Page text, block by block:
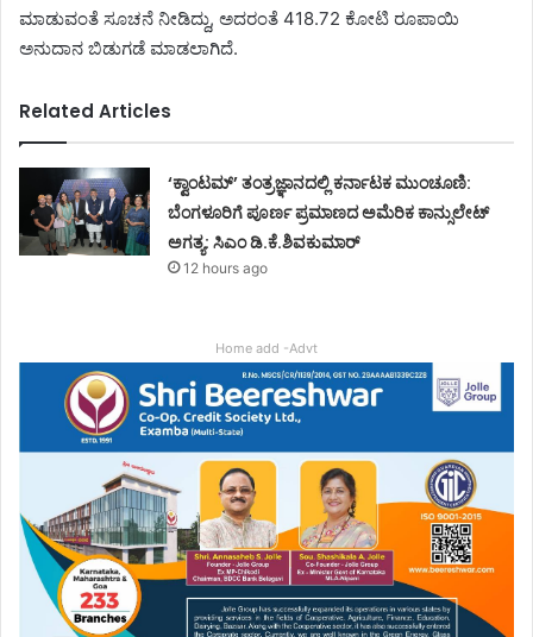
ಮಾಡುವಂತೆ ಸೂಚನೆ ನೀಡಿದ್ದು, ಅದರಂತೆ 418.72 ಕೋಟಿ ರೂಪಾಯಿ
ಅನುದಾನ ಬಿಡುಗಡೆ ಮಾಡಲಾಗಿದೆ.
Related Articles
‘ಕ್ವಾಂಟಮ್’ ತಂತ್ರಜ್ಞಾನದಲ್ಲಿ ಕರ್ನಾಟಕ ಮುಂಚೂಣಿ:
ಬೆಂಗಳೂರಿಗೆ ಪೂರ್ಣ ಪ್ರಮಾಣದ ಅಮೆರಿಕ ಕಾನ್ಸುಲೇಟ್
ಅಗತ್ಯ: ಸಿಎಂ ಡಿ.ಕೆ.ಶಿವಕುಮಾರ್
12 hours ago
Home add -Advt